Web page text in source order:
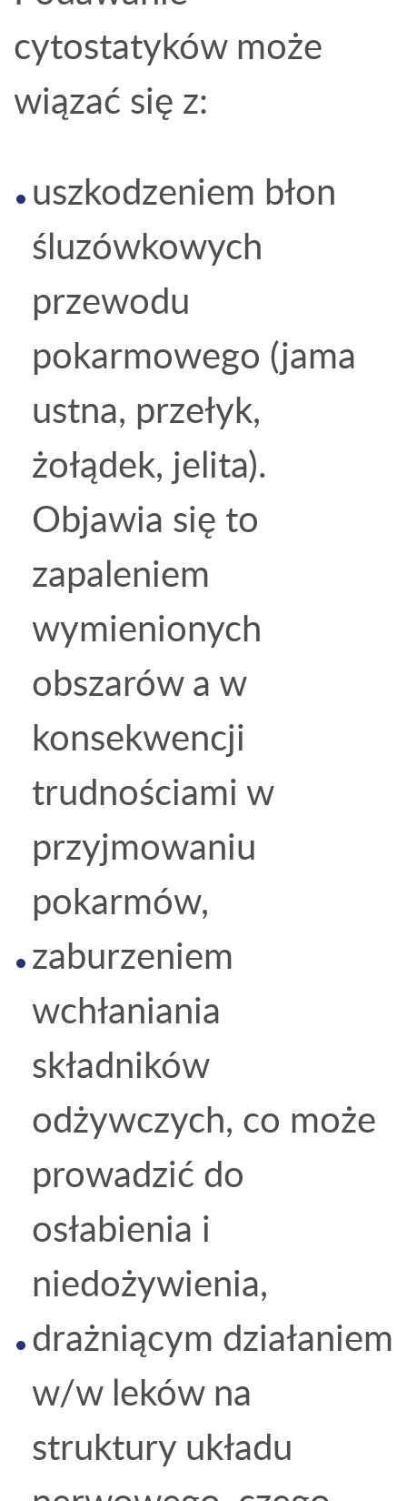
cytostatyków może
wiązać się z:
uszkodzeniem błon
śluzówkowych
przewodu
pokarmowego (jama
ustna, przełyk,
żołądek, jelita).
Objawia się to
zapaleniem
wymienionych
obszarów a w
konsekwencji
trudnościami w
przyjmowaniu
pokarmów,
zaburzeniem
wchłaniania
składników
odżywczych, co może
prowadzić do
osłabienia i
niedożywienia,
drażniącym działaniem
w/w leków na
struktury układu